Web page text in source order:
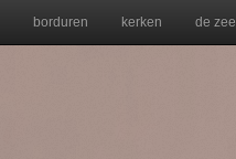
borduren kerken de zee